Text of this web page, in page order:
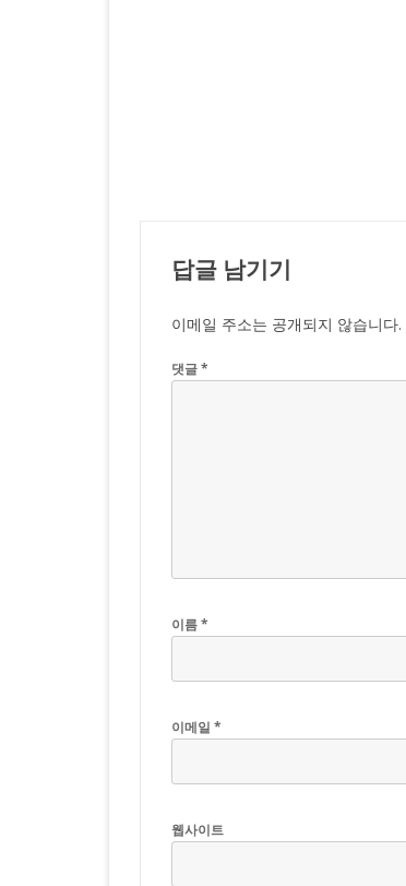
답글 남기기
이메일 주소는 공개되지 않습니다.
댓글*
이름*
이메일 *
웹사이트